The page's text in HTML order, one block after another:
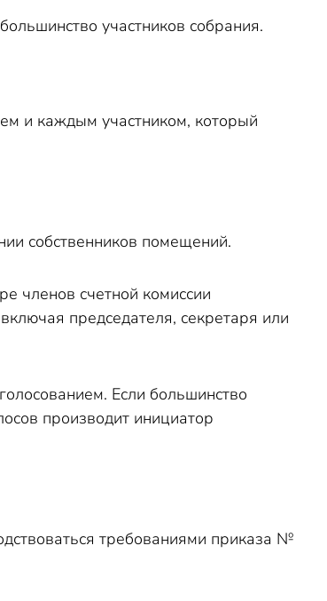
участников собрания.
и каждым участником, который
собственников помещений.
членов счетной комиссии
председателя, секретаря или
Если большинство
производит инициатор
требованиями приказа №